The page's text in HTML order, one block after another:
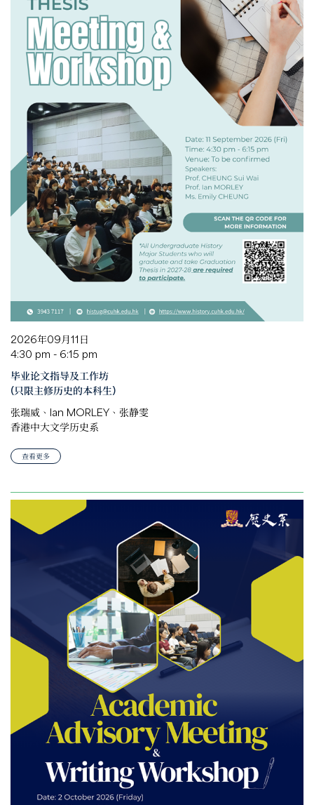
2026年09月11日
4:30 pm - 6:15 pm
毕业论文指导及工作坊
(只限主修历史的本科生)
张瑞威、Ian MORLEY、张静雯
香港中大文学历史系
查看更多